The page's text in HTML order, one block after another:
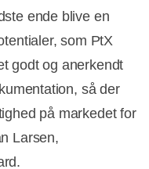
ende blive en
som PtX
godt og anerkendt
så der
på markedet for
Larsen,